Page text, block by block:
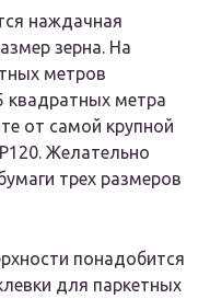
наждачная
зерна. На
метров
квадратных метра
от самой крупной
Желательно
трех размеров
понадобится
для паркетных